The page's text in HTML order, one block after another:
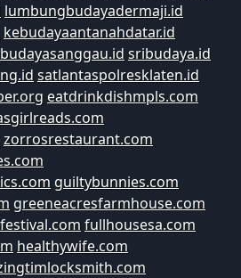
lumbungbudayadermaji.id
kebudayaantanahdatar.id
sribudaya.id
satlantaspolresklaten.id
eatdrinkdishmpls.com
zorrosrestaurant.com
guiltybunnies.com
greeneacresfarmhouse.com
fullhousesa.com
healthywife.com